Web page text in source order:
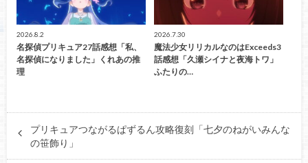
2026.8.2
名探偵プリキュア27話感想「私、
名探偵になりました」くれあの推
理
2026.7.30
魔法少女リリカルなのはExceeds3
話感想「久瀬シイナと夜海トワ」
ふたりの…
プリキュアつながるぱずるん攻略復刻「七夕のねがいみんな
の笹飾り」